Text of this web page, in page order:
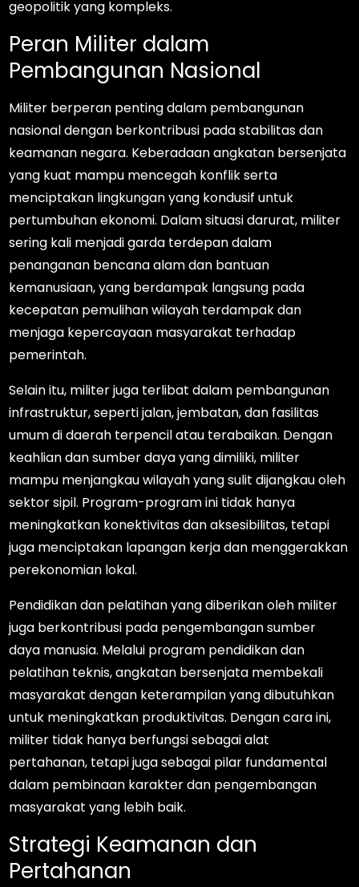
geopolitik yang kompleks.
Peran Militer dalam
Pembangunan Nasional
Militer berperan penting dalam pembangunan
nasional dengan berkontribusi pada stabilitas dan
keamanan negara. Keberadaan angkatan bersenjata
yang kuat mampu mencegah konflik serta
menciptakan lingkungan yang kondusif untuk
pertumbuhan ekonomi. Dalam situasi darurat, militer
sering kali menjadi garda terdepan dalam
penanganan bencana alam dan bantuan
kemanusiaan, yang berdampak langsung pada
kecepatan pemulihan wilayah terdampak dan
menjaga kepercayaan masyarakat terhadap
pemerintah.
Selain itu, militer juga terlibat dalam pembangunan
infrastruktur, seperti jalan, jembatan, dan fasilitas
umum di daerah terpencil atau terabaikan. Dengan
keahlian dan sumber daya yang dimiliki, militer
mampu menjangkau wilayah yang sulit dijangkau oleh
sektor sipil. Program-program ini tidak hanya
meningkatkan konektivitas dan aksesibilitas, tetapi
juga menciptakan lapangan kerja dan menggerakkan
perekonomian lokal.
Pendidikan dan pelatihan yang diberikan oleh militer
juga berkontribusi pada pengembangan sumber
daya manusia. Melalui program pendidikan dan
pelatihan teknis, angkatan bersenjata membekali
masyarakat dengan keterampilan yang dibutuhkan
untuk meningkatkan produktivitas. Dengan cara ini,
militer tidak hanya berfungsi sebagai alat
pertahanan, tetapi juga sebagai pilar fundamental
dalam pembinaan karakter dan pengembangan
masyarakat yang lebih baik.
Strategi Keamanan dan
Pertahanan